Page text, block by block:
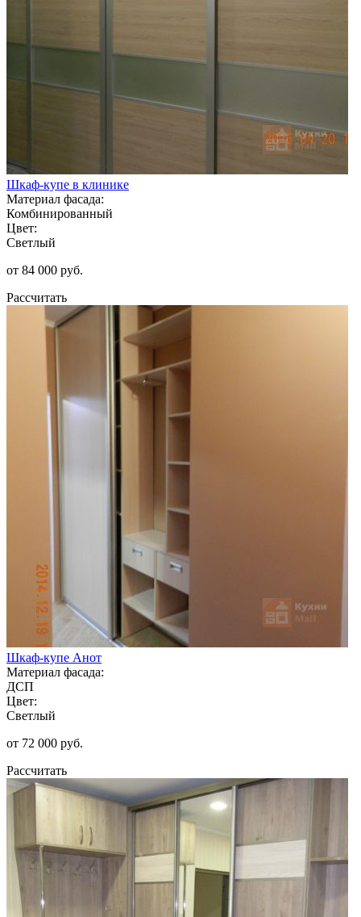
Шкаф-купе в клинике
Материал фасада:
Комбинированный
Цвет:
Светлый
от 84 000 руб.
Рассчитать
Шкаф-купе Анот
Материал фасада:
ДСП
Цвет:
Светлый
от 72 000 руб.
Рассчитать